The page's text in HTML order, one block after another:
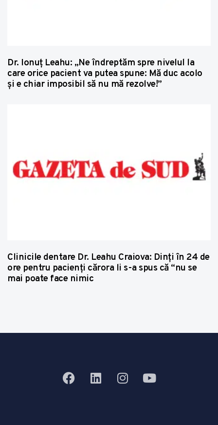
Dr. Ionuț Leahu: „Ne îndreptăm spre nivelul la
care orice pacient va putea spune: Mă duc acolo
și e chiar imposibil să nu mă rezolve!”
Clinicile dentare Dr. Leahu Craiova: Dinţi în 24 de
ore pentru pacienţi cărora li s-a spus că “nu se
mai poate face nimic